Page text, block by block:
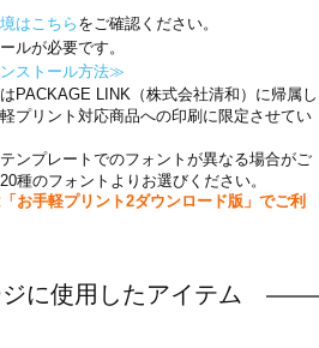
はこちら をご確認ください。
ルが必要です。
ストール方法≫
PACKAGE LINK（株式会社清和）に帰属し
プリント対応商品への印刷に限定させてい
ンプレートでのフォントが異なる場合がご
種のフォントよりお選びください。
お手軽プリント2ダウンロード版」でご利
に使用したアイテム